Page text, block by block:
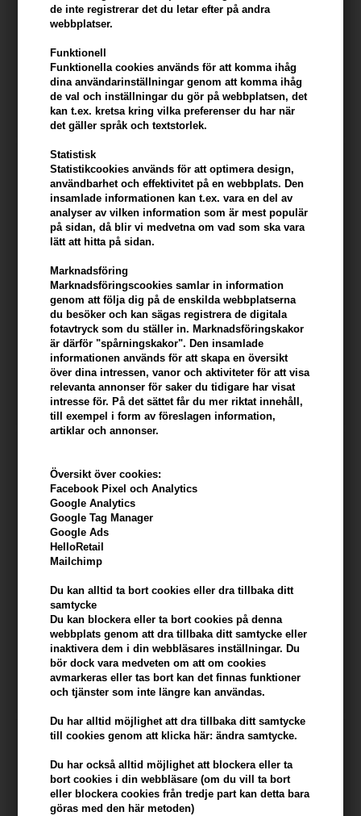
de inte registrerar det du letar efter på andra
webbplatser.
Funktionell
Funktionella cookies används för att komma ihåg
dina användarinställningar genom att komma ihåg
de val och inställningar du gör på webbplatsen, det
kan t.ex. kretsa kring vilka preferenser du har när
det gäller språk och textstorlek.
Statistisk
Statistikcookies används för att optimera design,
användbarhet och effektivitet på en webbplats. Den
insamlade informationen kan t.ex. vara en del av
analyser av vilken information som är mest populär
på sidan, då blir vi medvetna om vad som ska vara
lätt att hitta på sidan.
Marknadsföring
Marknadsföringscookies samlar in information
genom att följa dig på de enskilda webbplatserna
du besöker och kan sägas registrera de digitala
fotavtryck som du ställer in. Marknadsföringskakor
är därför "spårningskakor". Den insamlade
informationen används för att skapa en översikt
över dina intressen, vanor och aktiviteter för att visa
relevanta annonser för saker du tidigare har visat
intresse för. På det sättet får du mer riktat innehåll,
till exempel i form av föreslagen information,
artiklar och annonser.
Översikt över cookies:
Facebook Pixel och Analytics
Google Analytics
Google Tag Manager
Google Ads
HelloRetail
Mailchimp
Du kan alltid ta bort cookies eller dra tillbaka ditt
samtycke
Du kan blockera eller ta bort cookies på denna
webbplats genom att dra tillbaka ditt samtycke eller
inaktivera dem i din webbläsares inställningar. Du
bör dock vara medveten om att om cookies
avmarkeras eller tas bort kan det finnas funktioner
och tjänster som inte längre kan användas.
Du har alltid möjlighet att dra tillbaka ditt samtycke
till cookies genom att klicka här: ändra samtycke.
Du har också alltid möjlighet att blockera eller ta
bort cookies i din webbläsare (om du vill ta bort
eller blockera cookies från tredje part kan detta bara
göras med den här metoden)
Lotion Fragrance Free 148ml
330,00 SEK
228,00 SEK
COOLA Liplux Lip Balm SPF 30
- Original
172,00 SEK
COOLA Makeup Setting Spray
SPF30 With Green Tea & Aloe
44ml
388,00 SEK
Philip Martins CALMING
SPRAY 250ml
397,00 SEK
Coola Radical Recovery
Moisturizing Lotion 148 ml
315,00 SEK